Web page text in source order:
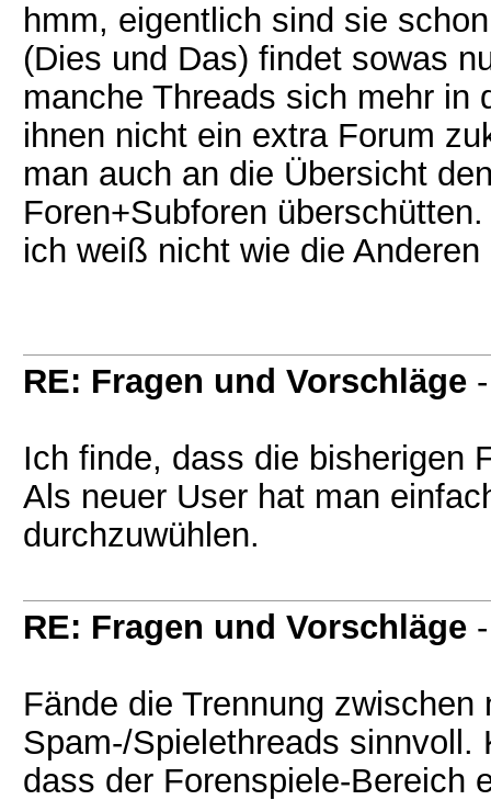
hmm, eigentlich sind sie
(Dies und Das) findet sowas
manche Threads sich mehr in
ihnen nicht ein extra Forum
man auch an die Übersicht
Foren+Subforen überschütten.
ich weiß nicht wie die
RE: Fragen und Vorschläge
Ich finde, dass die bisherigen
Als neuer User hat man
durchzuwühlen.
RE: Fragen und Vorschläge
Fände die Trennung
Spam-/Spielethreads
dass der Forenspiele-Bereich